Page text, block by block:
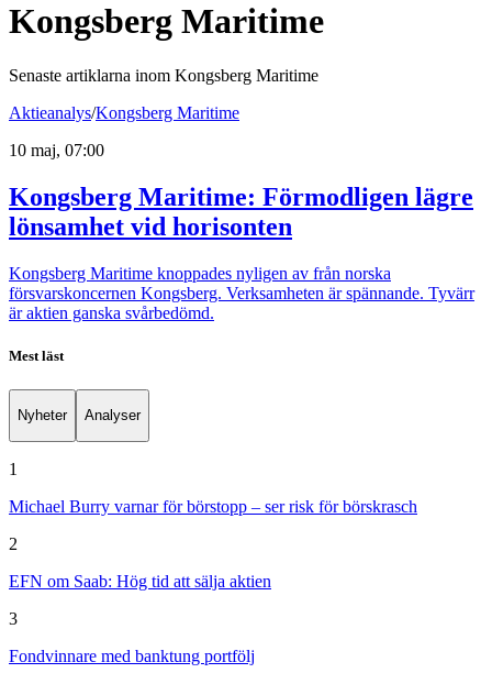
Kongsberg Maritime
Senaste artiklarna inom Kongsberg Maritime
Aktieanalys/Kongsberg Maritime
10 maj, 07:00
Kongsberg Maritime: Förmodligen lägre
lönsamhet vid horisonten
Kongsberg Maritime knoppades nyligen av från norska
försvarskoncernen Kongsberg. Verksamheten är spännande. Tyvärr
är aktien ganska svårbedömd.
Mest läst
Nyheter Analyser
1
Michael Burry varnar för börstopp – ser risk för börskrasch
2
EFN om Saab: Hög tid att sälja aktien
3
Fondvinnare med banktung portfölj